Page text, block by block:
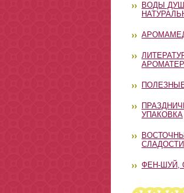
ВОДЫ
УПАКОВКА
СЛАДОСТИ
ФЕН-ШУЙ,